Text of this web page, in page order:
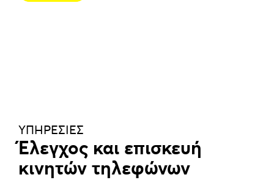
ΥΠΗΡΕΣΙΕΣ
Έλεγχος και επισκευή
κινητών τηλεφώνων